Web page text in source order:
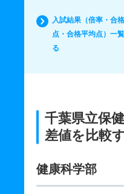
入試結果（倍率・合
点・合格平均点）一
る
千葉県立保
差値を比較
健康科学部